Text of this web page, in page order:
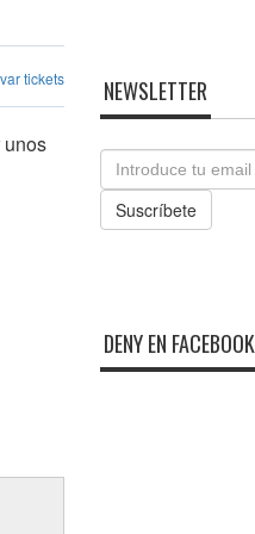
tickets
unos
NEWSLETTER
Email
Suscríbete
DENY EN FACEBOOK